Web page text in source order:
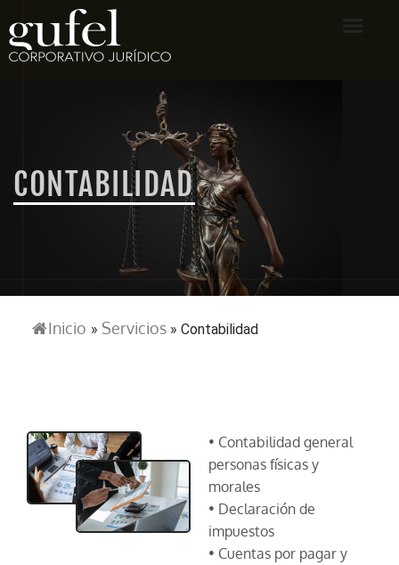
CONTABILIDAD
Inicio » Servicios » Contabilidad
• Contabilidad general
personas físicas y
morales
• Declaración de
impuestos
• Cuentas por pagar y